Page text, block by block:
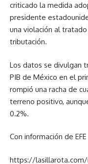
criticado la medida
presidente
una violación al
tributación.
Los datos se divulgan
PIB de México en el
rompió una racha de
terreno positivo,
0.2%.
Con información de EFE
https://